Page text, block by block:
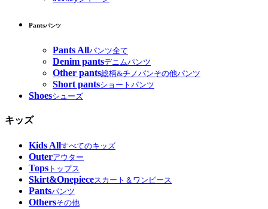
Pantsパンツ
Pants Allパンツ全て
Denim pantsデニムパンツ
Other pants総柄&チノパンその他パンツ
Short pantsショートパンツ
Shoesシューズ
キッズ
Kids Allすべてのキッズ
Outerアウター
Tops トップス
Skirt&Onepieceスカート＆ワンピース
Pantsパンツ
Othersその他